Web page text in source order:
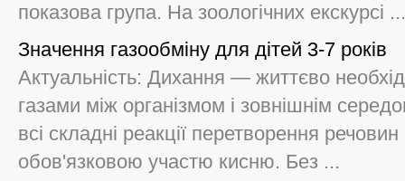
показова група. На зоологічних екскурсі ...
Значення газообміну для дітей 3-7 років
Актуальність: Дихання — життєво
газами між організмом і зовнішнім
всі складні реакції перетворення
обов'язковою участю кисню. Без ...